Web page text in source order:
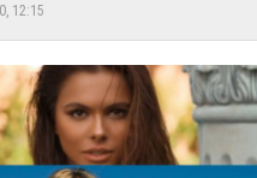
12:15